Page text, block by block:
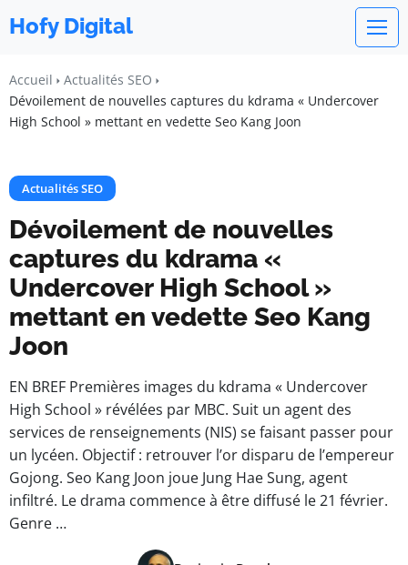
Hofy Digital
Accueil
Actualités SEO
Dévoilement de nouvelles captures du kdrama « Undercover
High School » mettant en vedette Seo Kang Joon
Actualités SEO
Dévoilement de nouvelles
captures du kdrama «
Undercover High School »
mettant en vedette Seo Kang
Joon
EN BREF Premières images du kdrama « Undercover
High School » révélées par MBC. Suit un agent des
services de renseignements (NIS) se faisant passer pour
un lycéen. Objectif : retrouver l’or disparu de l’empereur
Gojong. Seo Kang Joon joue Jung Hae Sung, agent
infiltré. Le drama commence à être diffusé le 21 février.
Genre …